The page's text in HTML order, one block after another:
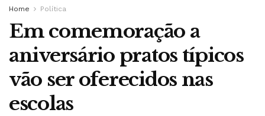
Home Política
Em comemoração a
aniversário pratos típicos
vão ser oferecidos nas
escolas